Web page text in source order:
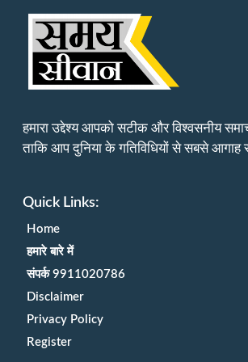
हमारा उद्देश्य आपको सटीक और विश्वसनीय
ताकि आप दुनिया के गतिविधियों से सबसे आगाह
Quick Links:
Home
हमारे बारे में
संपर्क 9911020786
Disclaimer
Privacy Policy
Register